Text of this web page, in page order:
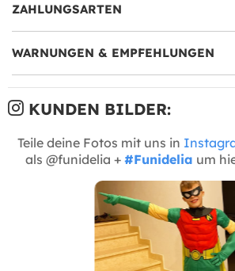
ZAHLUNGSARTEN
WARNUNGEN & EMPFEHLUNGEN
KUNDEN BILDER:
Teile deine Fotos mit uns in
als @funidelia + #Funidelia um